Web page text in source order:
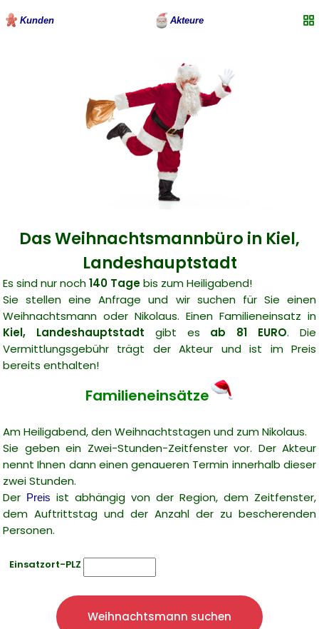
Kunden Akteure
Das Weihnachtsmannbüro in Kiel,
Landeshauptstadt
Es sind nur noch140 Tagebis zum Heiligabend!
Sie stellen eine Anfrage und wir suchen für Sie einen
Weihnachtsmann oder Nikolaus. Einen Familieneinsatz in
Kiel, Landeshauptstadt gibt es ab 81 EURO. Die
Vermittlungsgebühr trägt der Akteur und ist im Preis
bereits enthalten!
Familieneinsätze
Am Heiligabend, den Weihnachtstagen und zum Nikolaus.
Sie geben ein Zwei-Stunden-Zeitfenster vor. Der Akteur
nennt Ihnen dann einen genaueren Termin innerhalb dieser
zwei Stunden.
Der Preis ist abhängig von der Region, dem Zeitfenster,
dem Auftrittstag und der Anzahl der zu bescherenden
Personen.
Einsatzort-PLZ
Weihnachtsmann suchen